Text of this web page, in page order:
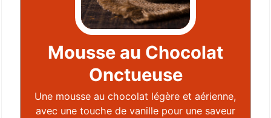
Mousse au Chocolat
Onctueuse
Une mousse au chocolat légère et aérienne,
avec une touche de vanille pour une saveur